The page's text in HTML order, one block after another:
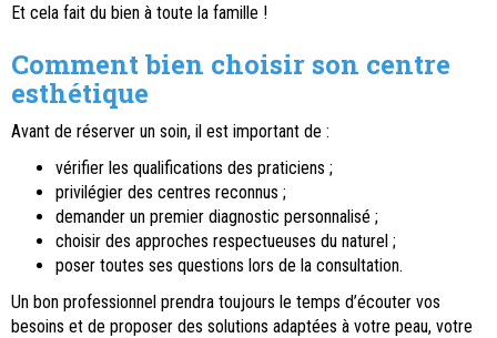
Et cela fait du bien à toute la famille !
Comment bien choisir son centre
esthétique
Avant de réserver un soin, il est important de :
vérifier les qualifications des praticiens ;
privilégier des centres reconnus ;
demander un premier diagnostic personnalisé ;
choisir des approches respectueuses du naturel ;
poser toutes ses questions lors de la consultation.
Un bon professionnel prendra toujours le temps d’écouter vos
besoins et de proposer des solutions adaptées à votre peau, votre